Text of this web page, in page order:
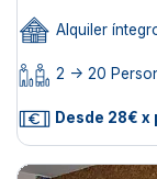
Alquiler
2 -> 20
Desde 28€